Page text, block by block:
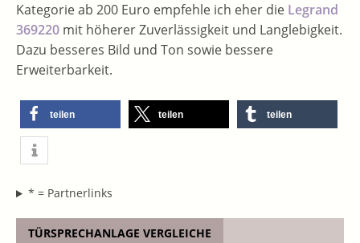
Kategorie ab 200 Euro empfehle ich eher die Legrand
369220 mit höherer Zuverlässigkeit und Langlebigkeit.
Dazu besseres Bild und Ton sowie bessere
Erweiterbarkeit.
teilen teilen teilen
* = Partnerlinks
TÜRSPRECHANLAGE VERGLEICHE